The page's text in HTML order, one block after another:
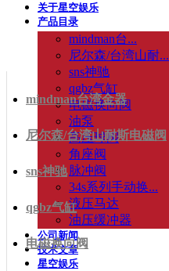
关于星空娱乐
产品目录
mindman台...
尼尔森/台湾山耐...
sns神驰
qgbz气缸
电磁换向阀
油泵
高压球阀
角座阀
脉冲阀
34s系列手动换...
液压马达
油压缓冲器
公司新闻
技术文章
星空娱乐
mindman台湾金器
尼尔森/台湾山耐斯电磁阀
sns神驰
qgbz气缸
电磁换向阀